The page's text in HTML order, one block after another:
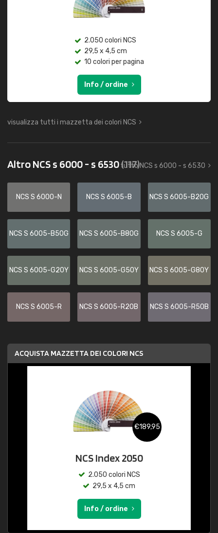
2.050 colori NCS
29,5 x 4,5 cm
10 colori per pagina
Info / ordine
visualizza tutti i mazzetta dei colori NCS
Altro NCS s 6000 - s 6530(117)
tutto NCS s 6000 - s 6530
NCS S 6000-N NCS S 6005-B NCS S 6005-B20G
NCS S 6005-B50G NCS S 6005-B80G NCS S 6005-G
NCS S 6005-G20Y NCS S 6005-G50Y NCS S 6005-G80Y
NCS S 6005-R NCS S 6005-R20B NCS S 6005-R50B
ACQUISTA MAZZETTA DEI COLORI NCS
€189,95
NCS Index 2050
2.050 colori NCS
29,5 x 4,5 cm
Info / ordine